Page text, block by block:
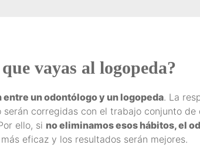
vayas al logopeda?
entre un odontólogo y un logopeda. La
corregidas con el trabajo conjunto
ello, si no eliminamos esos hábitos, el
eficaz y los resultados serán mejores.